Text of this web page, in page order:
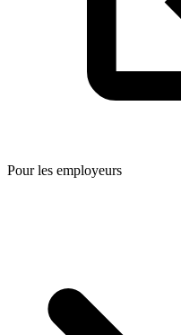
Pour les employeurs